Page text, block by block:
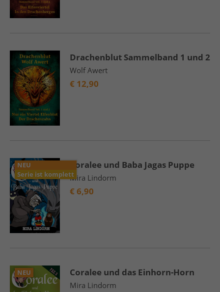
Drachenblut Sammelband 1 und 2
Wolf Awert
€ 12,90
NEU
Serie ist komplett
Coralee und Baba Jagas Puppe
Mira Lindorm
€ 6,90
NEU Coralee und das Einhorn-Horn
Mira Lindorm